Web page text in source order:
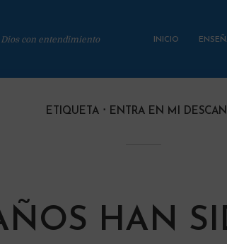
con entendimiento INICIO
ETIQUETA ENTRA EN MI
HAN